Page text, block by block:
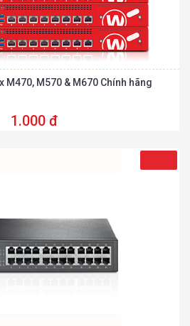
M470, M570 & M670 Chính hãng
1.000 đ